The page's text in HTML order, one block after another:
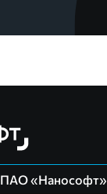
ПАО «Нанософт»